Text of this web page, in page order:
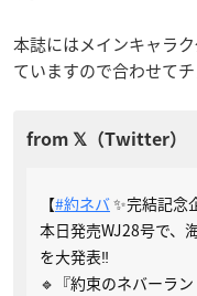
本誌にはメインキャラ
ていますので合わせて
【#約ネバ✨完結記念
本日発売WJ28号で、
を大発表‼️
🔹『約束のネバーラン